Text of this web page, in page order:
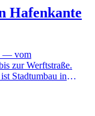
Hafenkante
— vom
zur Werftstraße.
Stadtumbau in